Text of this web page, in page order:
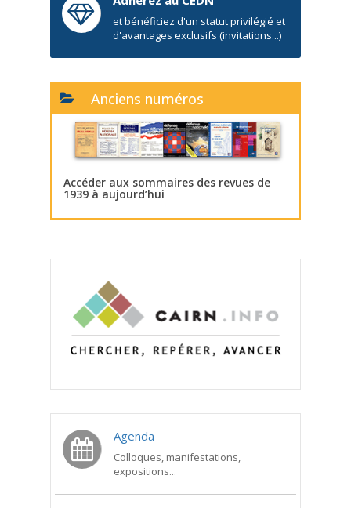
et bénéficiez d'un statut privilégié et
d'avantages exclusifs (invitations...)
Anciens numéros
Accéder aux sommaires des revues de
1939 à aujourd’hui
Agenda
Colloques, manifestations,
expositions...